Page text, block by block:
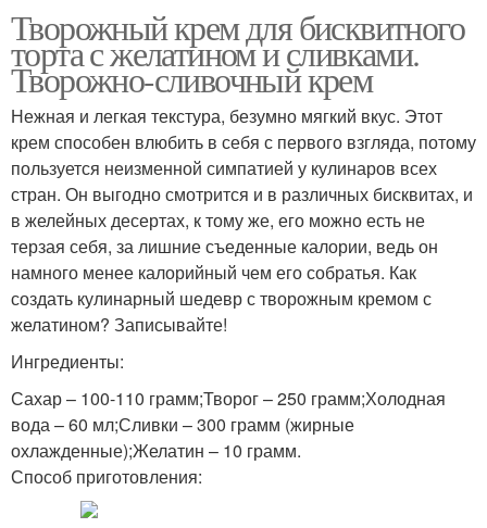
Творожный крем для бисквитного
торта с желатином и сливками.
Творожно-сливочный крем
Нежная и легкая текстура, безумно мягкий вкус. Этот
крем способен влюбить в себя с первого взгляда, потому
пользуется неизменной симпатией у кулинаров всех
стран. Он выгодно смотрится и в различных бисквитах, и
в желейных десертах, к тому же, его можно есть не
терзая себя, за лишние съеденные калории, ведь он
намного менее калорийный чем его собратья. Как
создать кулинарный шедевр с творожным кремом с
желатином? Записывайте!
Ингредиенты:
Сахар – 100-110 грамм;Творог – 250 грамм;Холодная
вода – 60 мл;Сливки – 300 грамм (жирные
охлажденные);Желатин – 10 грамм.
Способ приготовления: